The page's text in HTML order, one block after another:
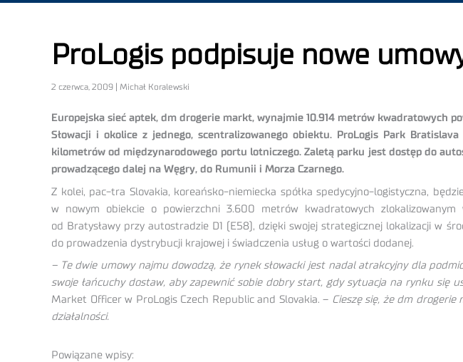
ProLogis podpisuje nowe
2 czerwca, 2009 | Michał Koralewski
Europejska sieć aptek, dm drogerie markt, wynajmie 10.914 metrów kwadratowych
Słowacji i okolice z jednego, scentralizowanego obiektu. ProLogis Park
kilometrów od międzynarodowego portu lotniczego. Zaletą parku jest dostęp do
prowadzącego dalej na Węgry, do Rumunii i Morza Czarnego.
Z kolei, pac-tra Slovakia, koreańsko-niemiecka spółka spedycyjno-logistyczna,
w nowym obiekcie o powierzchni 3.600 metrów kwadratowych
od Bratysławy przy autostradzie D1 (E58), dzięki swojej strategicznej lokalizacji w
do prowadzenia dystrybucji krajowej i świadczenia usług o wartości dodanej.
– Te dwie umowy najmu dowodzą, że rynek słowacki jest nadal atrakcyjny dla
swoje łańcuchy dostaw, aby zapewnić sobie dobry start, gdy sytuacja na rynku się
Market Officer w ProLogis Czech Republic and Slovakia. – Cieszę się, że dm
działalności.
Powiązane wpisy: